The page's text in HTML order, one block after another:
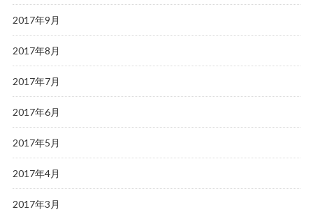
2017年9月
2017年8月
2017年7月
2017年6月
2017年5月
2017年4月
2017年3月